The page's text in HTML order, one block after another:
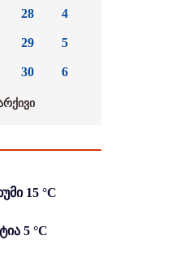
28
29
30
4
5
6
15 °C
5 °C